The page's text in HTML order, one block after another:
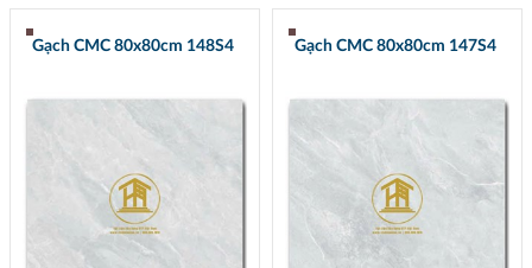
Gạch CMC 80x80cm 148S4 Gạch CMC 80x80cm 147S4